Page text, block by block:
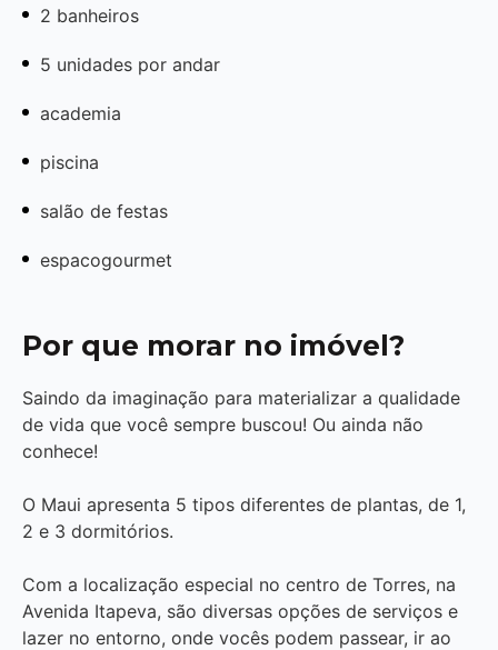
2 banheiros
5 unidades por andar
academia
piscina
salão de festas
espacogourmet
Por que morar no imóvel?
Saindo da imaginação para materializar a qualidade
de vida que você sempre buscou! Ou ainda não
conhece!
O Maui apresenta 5 tipos diferentes de plantas, de 1,
2 e 3 dormitórios.
Com a localização especial no centro de Torres, na
Avenida Itapeva, são diversas opções de serviços e
lazer no entorno, onde vocês podem passear, ir ao